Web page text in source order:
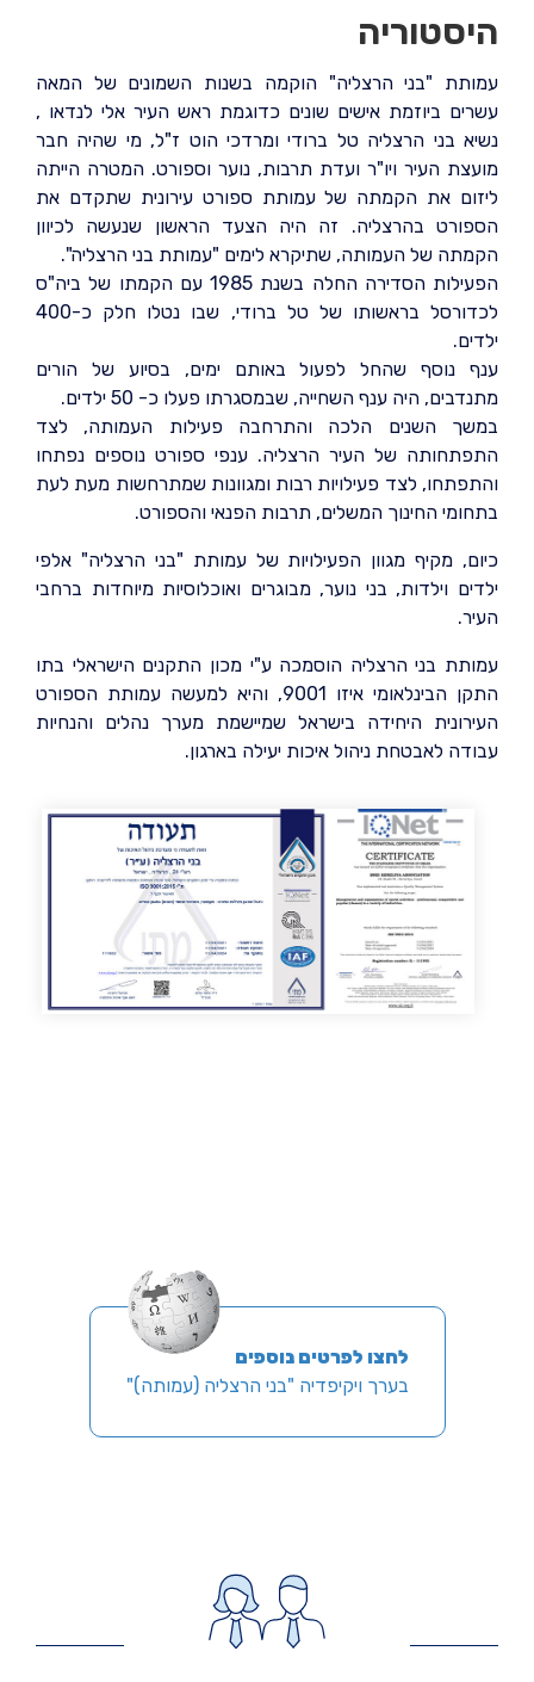
היסטוריה
עמותת "בני הרצליה" הוקמה בשנות השמונים של המאה
עשרים ביוזמת אישים שונים כדוגמת ראש העיר אלי לנדאו ,
נשיא בני הרצליה טל ברודי ומרדכי הוט ז"ל, מי שהיה חבר
מועצת העיר ויו"ר ועדת תרבות, נוער וספורט. המטרה הייתה
ליזום את הקמתה של עמותת ספורט עירונית שתקדם את
הספורט בהרצליה. זה היה הצעד הראשון שנעשה לכיוון
הקמתה של העמותה, שתיקרא לימים "עמותת בני הרצליה".
הפעילות הסדירה החלה בשנת 1985 עם הקמתו של ביה"ס
לכדורסל בראשותו של טל ברודי, שבו נטלו חלק כ-400
ילדים.
ענף נוסף שהחל לפעול באותם ימים, בסיוע של הורים
מתנדבים, היה ענף השחייה, שבמסגרתו פעלו כ- 50 ילדים.
במשך השנים הלכה והתרחבה פעילות העמותה, לצד
התפתחותה של העיר הרצליה. ענפי ספורט נוספים נפתחו
והתפתחו, לצד פעילויות רבות ומגוונות שמתרחשות מעת לעת
בתחומי החינוך המשלים, תרבות הפנאי והספורט.
כיום, מקיף מגוון הפעילויות של עמותת "בני הרצליה" אלפי
ילדים וילדות, בני נוער, מבוגרים ואוכלוסיות מיוחדות ברחבי
העיר.
עמותת בני הרצליה הוסמכה ע"י מכון התקנים הישראלי בתו
התקן הבינלאומי איזו 9001, והיא למעשה עמותת הספורט
העירונית היחידה בישראל שמיישמת מערך נהלים והנחיות
עבודה לאבטחת ניהול איכות יעילה בארגון.
לחצו לפרטים נוספים
בערך ויקיפדיה "בני הרצליה (עמותה)"